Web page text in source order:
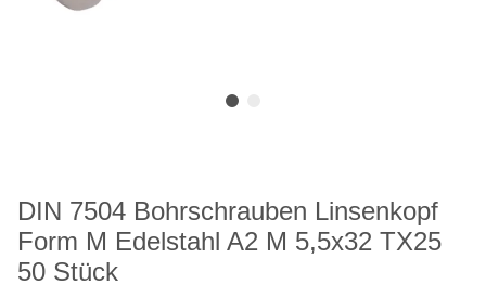
DIN 7504 Bohrschrauben Linsenkopf
Form M Edelstahl A2 M 5,5x32 TX25
50 Stück